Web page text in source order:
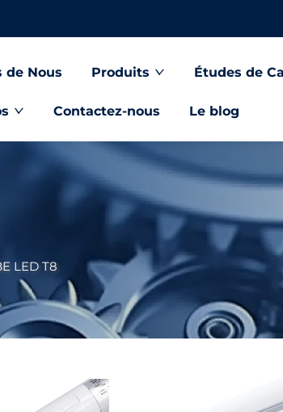
de Nous Produits Études de
Contactez-nous Le blog
LED T8